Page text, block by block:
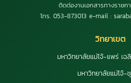
ติดต่องานเอกสารทางราชก
โทร. 053-873013 e-mail :
วิทยาเขต
มหาวิทยาลัยแม่โจ้-แพร่ เฉ
มหาวิทยาลัยแม่โจ้-